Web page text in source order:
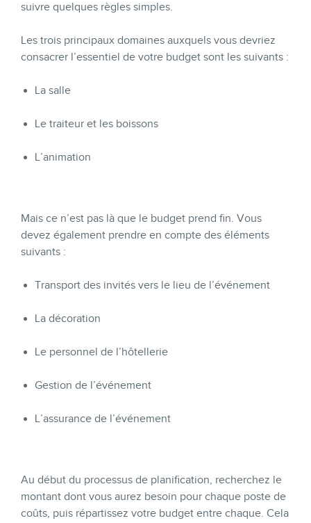
suivre quelques règles simples.
Les trois principaux domaines auxquels vous devriez
consacrer l’essentiel de votre budget sont les suivants :
La salle
Le traiteur et les boissons
L’animation
Mais ce n’est pas là que le budget prend fin. Vous
devez également prendre en compte des éléments
suivants :
Transport des invités vers le lieu de l’événement
La décoration
Le personnel de l’hôtellerie
Gestion de l’événement
L’assurance de l’événement
Au début du processus de planification, recherchez le
montant dont vous aurez besoin pour chaque poste de
coûts, puis répartissez votre budget entre chaque. Cela